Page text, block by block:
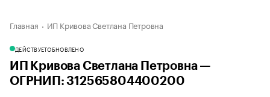
Главная ИП Кривова Светлана Петровна
ДЕЙСТВУЕТОБНОВЛЕНО
ИП Кривова Светлана Петровна —
ОГРНИП: 312565804400200